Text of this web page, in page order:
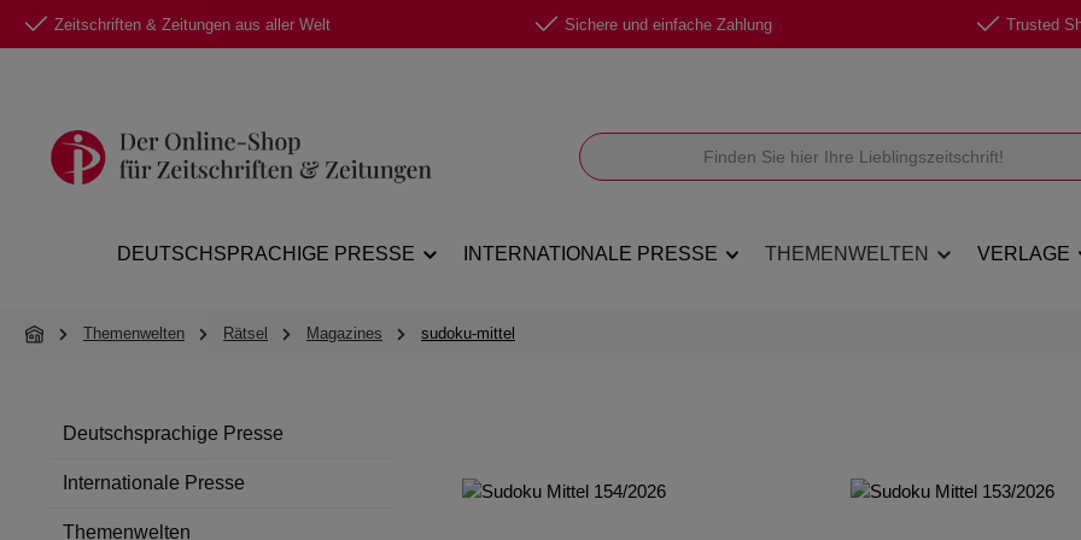
Hauptinhalt springen
Zur Suche springen
Zur Hauptnavigation springen
Zeitschriften & Zeitungen aus aller Welt Sichere und einfache Zahlung Trusted
DEUTSCHSPRACHIGE PRESSE INTERNATIONALE PRESSE THEMENWELTEN VERLAGE
Themenwelten Rätsel Magazines sudoku-mittel
Deutschsprachige Presse
Internationale Presse
Themenwelten